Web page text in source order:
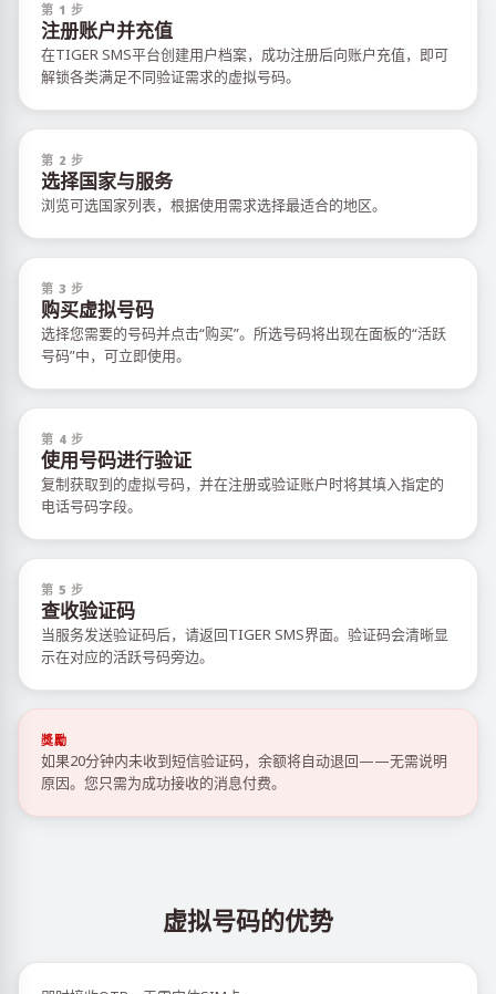
第 1 步
注册账户并充值
在TIGER SMS平台创建用户档案，成功注册后向账户充值，即可
解锁各类满足不同验证需求的虚拟号码。
第 2 步
选择国家与服务
浏览可选国家列表，根据使用需求选择最适合的地区。
第 3 步
购买虚拟号码
选择您需要的号码并点击“购买”。所选号码将出现在面板的“活跃
号码”中，可立即使用。
第 4 步
使用号码进行验证
复制获取到的虚拟号码，并在注册或验证账户时将其填入指定的
电话号码字段。
第 5 步
查收验证码
当服务发送验证码后，请返回TIGER SMS界面。验证码会清晰显
示在对应的活跃号码旁边。
獎勵
如果20分钟内未收到短信验证码，余额将自动退回——无需说明
原因。您只需为成功接收的消息付费。
虚拟号码的优势